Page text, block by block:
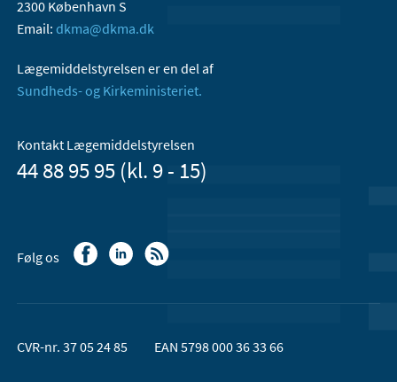
2300 København S
Email: dkma@dkma.dk
Lægemiddelstyrelsen er en del af
Sundheds- og Kirkeministeriet.
Kontakt Lægemiddelstyrelsen
44 88 95 95 (kl. 9 - 15)
Følg os
CVR-nr. 37 05 24 85 EAN 5798 000 36 33 66